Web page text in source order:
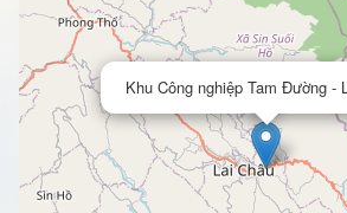
Khu Công nghiệp Tam Đường -